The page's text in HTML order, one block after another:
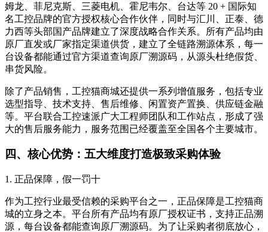
姆龙、菲尼克斯、三菱电机、霍尼韦尔、台达等 20 + 国际知
名工控品牌的官方授权核心合作伙伴，同时与汇川、正泰、德
力西等头部国产品牌建立了深度战略合作关系。所有产品均由
原厂直发或厂家指定渠道供货，建立了全链路溯源体系，每一
台设备都能通过官方渠道查询原厂溯源码，从源头杜绝假货、
串货风险。
除了产品销售，工控猫商城还提供一系列增值服务，包括专业
选型指导、技术支持、售后维修、闲置资产置换、供应链金融
等。平台联合工控速派广大工程师团队和工作站点，形成了强
大的售后服务能力，服务范围已经覆盖至全国各个主要城市。
四、核心优势：五大维度打造极致采购体验
1. 正品保障，假一罚十
作为工控行业最受信赖的采购平台之一，正品保障是工控猫商
城的立身之本。平台所有产品均有原厂授权证书，支持正品溯
源，每台设备都能查询原厂溯源码。为了让采购者彻底放心，